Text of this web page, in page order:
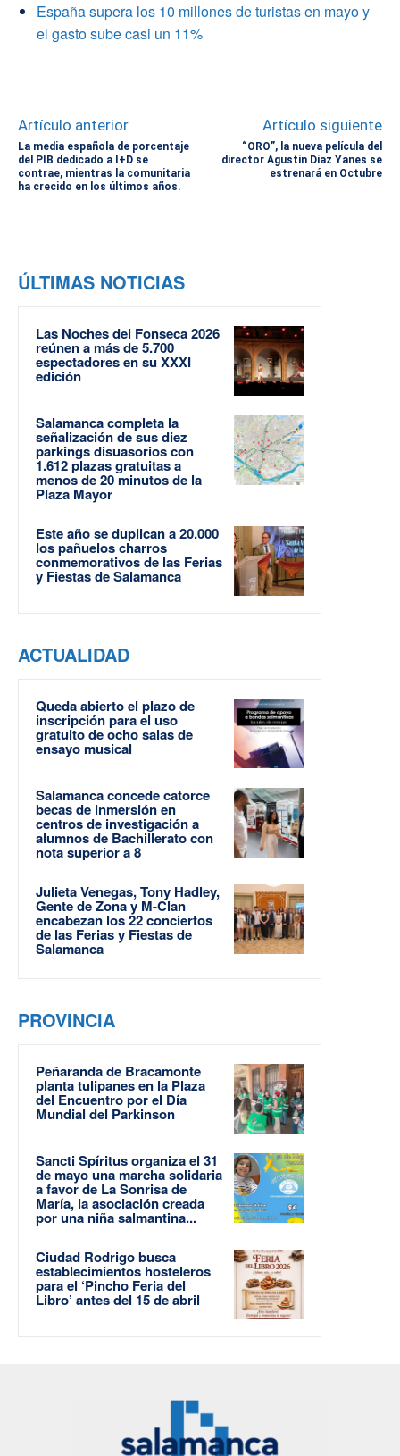
España supera los 10 millones de turistas en mayo y
el gasto sube casi un 11%
Artículo anterior
La media española de porcentaje
del PIB dedicado a I+D se
contrae, mientras la comunitaria
ha crecido en los últimos años.
Artículo siguiente
“ORO”, la nueva película del
director Agustín Díaz Yanes se
estrenará en Octubre
ÚLTIMAS NOTICIAS
Las Noches del Fonseca 2026
reúnen a más de 5.700
espectadores en su XXXI
edición
Salamanca completa la
señalización de sus diez
parkings disuasorios con
1.612 plazas gratuitas a
menos de 20 minutos de la
Plaza Mayor
Este año se duplican a 20.000
los pañuelos charros
conmemorativos de las Ferias
y Fiestas de Salamanca
ACTUALIDAD
Queda abierto el plazo de
inscripción para el uso
gratuito de ocho salas de
ensayo musical
Salamanca concede catorce
becas de inmersión en
centros de investigación a
alumnos de Bachillerato con
nota superior a 8
Julieta Venegas, Tony Hadley,
Gente de Zona y M-Clan
encabezan los 22 conciertos
de las Ferias y Fiestas de
Salamanca
PROVINCIA
Peñaranda de Bracamonte
planta tulipanes en la Plaza
del Encuentro por el Día
Mundial del Parkinson
Sancti Spíritus organiza el 31
de mayo una marcha solidaria
a favor de La Sonrisa de
María, la asociación creada
por una niña salmantina...
Ciudad Rodrigo busca
establecimientos hosteleros
para el ‘Pincho Feria del
Libro’ antes del 15 de abril